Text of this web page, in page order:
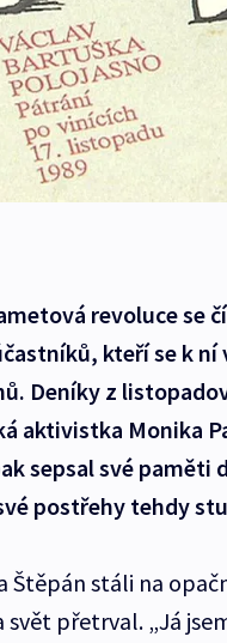
revoluce se
kteří se k ní
Deníky z
aktivistka Monika
sepsal své paměti
postřehy tehdy
Štěpán stáli na
svět přetrval. „Já